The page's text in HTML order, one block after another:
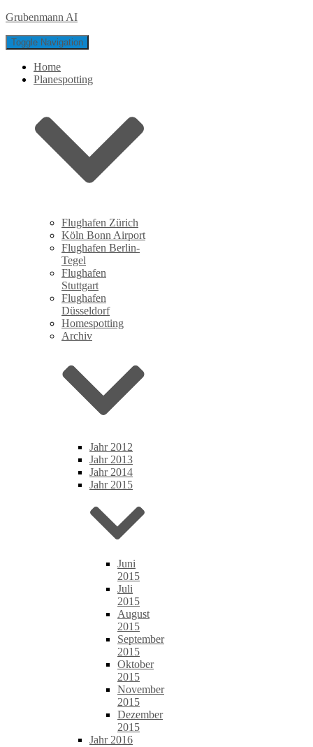
Grubenmann AI
Toggle Navigation
Home
Planespotting
Flughafen Zürich
Köln Bonn Airport
Flughafen Berlin-
Tegel
Flughafen
Stuttgart
Flughafen
Düsseldorf
Homespotting
Archiv
Jahr 2012
Jahr 2013
Jahr 2014
Jahr 2015
Juni
2015
Juli
2015
August
2015
September
2015
Oktober
2015
November
2015
Dezember
2015
Jahr 2016